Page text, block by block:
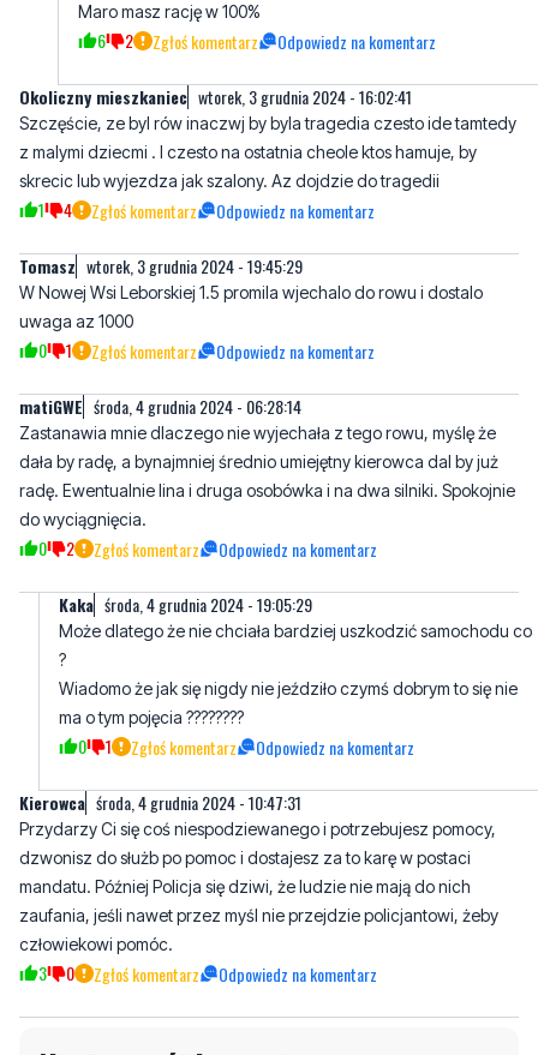
Maro masz rację w 100%
6 2 Zgłoś komentarz Odpowiedz na komentarz
Okoliczny mieszkaniec wtorek, 3 grudnia 2024 - 16:02:41
Szczęście, ze byl rów inaczwj by byla tragedia czesto ide tamtedy
z malymi dziecmi . I czesto na ostatnia cheole ktos hamuje, by
skrecic lub wyjezdza jak szalony. Az dojdzie do tragedii
1 4 Zgłoś komentarz Odpowiedz na komentarz
Tomasz wtorek, 3 grudnia 2024 - 19:45:29
W Nowej Wsi Leborskiej 1.5 promila wjechalo do rowu i dostalo
uwaga az 1000
0 1 Zgłoś komentarz Odpowiedz na komentarz
matiGWE środa, 4 grudnia 2024 - 06:28:14
Zastanawia mnie dlaczego nie wyjechała z tego rowu, myślę że
dała by radę, a bynajmniej średnio umiejętny kierowca dal by już
radę. Ewentualnie lina i druga osobówka i na dwa silniki. Spokojnie
do wyciągnięcia.
0 2 Zgłoś komentarz Odpowiedz na komentarz
Kaka środa, 4 grudnia 2024 - 19:05:29
Może dlatego że nie chciała bardziej uszkodzić samochodu co
?
Wiadomo że jak się nigdy nie jeździło czymś dobrym to się nie
ma o tym pojęcia ????????
0 1 Zgłoś komentarz Odpowiedz na komentarz
Kierowca środa, 4 grudnia 2024 - 10:47:31
Przydarzy Ci się coś niespodziewanego i potrzebujesz pomocy,
dzwonisz do służb po pomoc i dostajesz za to karę w postaci
mandatu. Później Policja się dziwi, że ludzie nie mają do nich
zaufania, jeśli nawet przez myśl nie przejdzie policjantowi, żeby
człowiekowi pomóc.
3 0 Zgłoś komentarz Odpowiedz na komentarz